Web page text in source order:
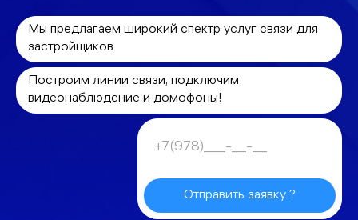
Мы предлагаем широкий спектр услуг связи для
застройщиков
Построим линии связи, подключим
видеонаблюдение и домофоны!
Отправить заявку ?